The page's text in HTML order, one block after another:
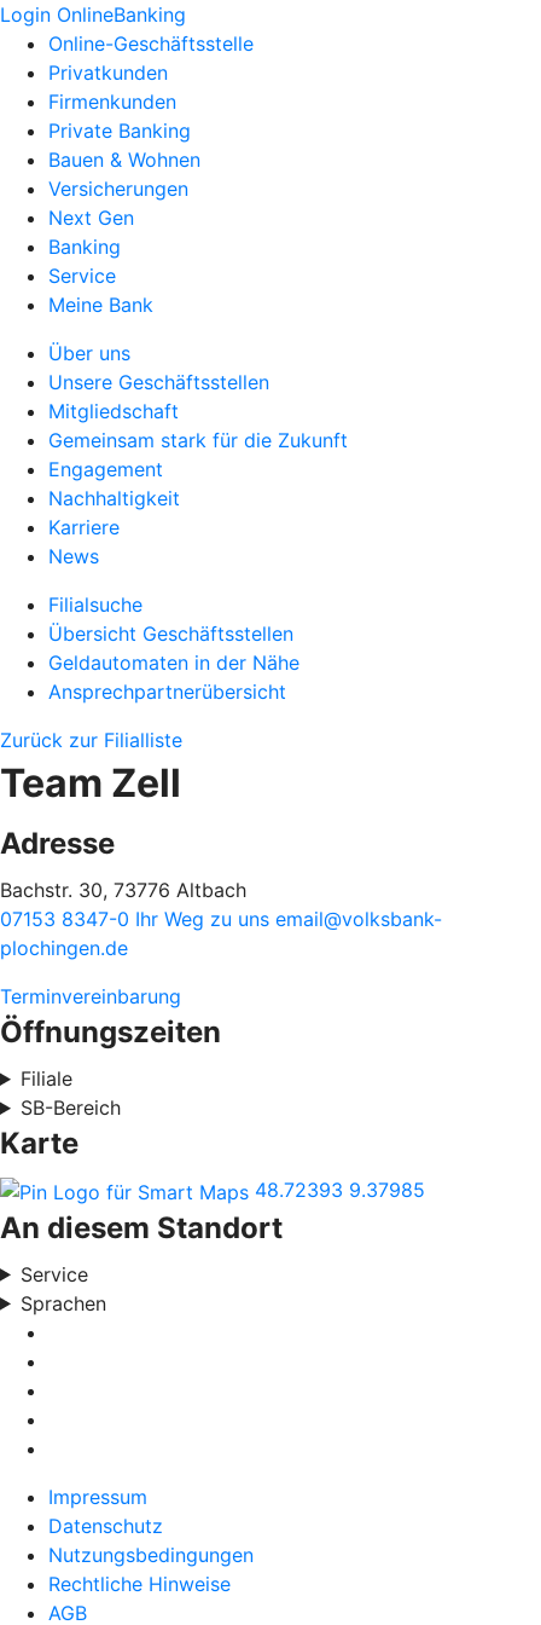
Login OnlineBanking
Online-Geschäftsstelle
Privatkunden
Firmenkunden
Private Banking
Bauen & Wohnen
Versicherungen
Next Gen
Banking
Service
Meine Bank
Über uns
Unsere Geschäftsstellen
Mitgliedschaft
Gemeinsam stark für die Zukunft
Engagement
Nachhaltigkeit
Karriere
News
Filialsuche
Übersicht Geschäftsstellen
Geldautomaten in der Nähe
Ansprechpartnerübersicht
Zurück zur Filialliste
Team Zell
Adresse
Bachstr. 30, 73776 Altbach
07153 8347-0 Ihr Weg zu uns email@volksbank-
plochingen.de
Terminvereinbarung
Öffnungszeiten
Filiale
SB-Bereich
Karte
48.72393 9.37985
An diesem Standort
Service
Sprachen
Impressum
Datenschutz
Nutzungsbedingungen
Rechtliche Hinweise
AGB